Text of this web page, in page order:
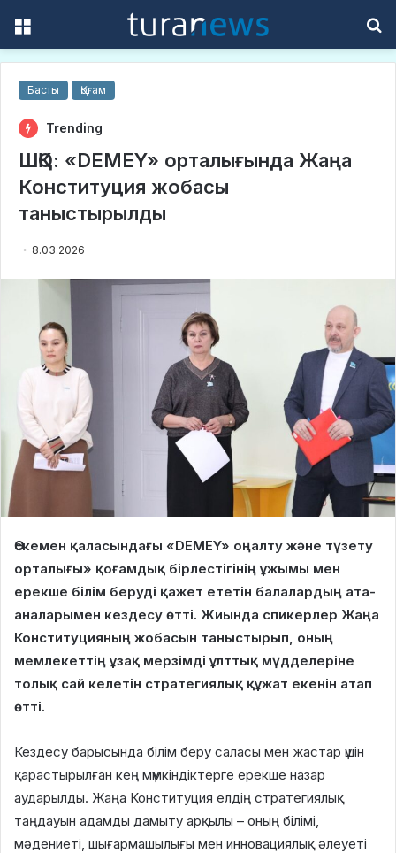
Басты Қоғам
Trending
ШҚО: «DEMEY» орталығында Жаңа
Конституция жобасы
таныстырылды
8.03.2026
Өскемен қаласындағы «DEMEY» оңалту және түзету
орталығы» қоғамдық бірлестігінің ұжымы мен
ерекше білім беруді қажет ететін балалардың ата-
аналарымен кездесу өтті. Жиында спикерлер Жаңа
Конституцияның жобасын таныстырып, оның
мемлекеттің ұзақ мерзімді ұлттық мүдделеріне
толық сай келетін стратегиялық құжат екенін атап
өтті.
Кездесу барысында білім беру саласы мен жастар үшін
қарастырылған кең мүмкіндіктерге ерекше назар
аударылды. Жаңа Конституция елдің стратегиялық
таңдауын адамды дамыту арқылы – оның білімі,
мәдениеті, шығармашылығы мен инновациялық әлеуеті